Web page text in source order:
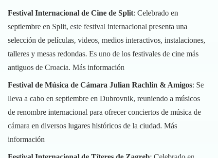
Festival Internacional de Cine de Split: Celebrado en
septiembre en Split, este festival internacional presenta una
selección de películas, videos, medios interactivos, instalaciones,
talleres y mesas redondas. Es uno de los festivales de cine más
antiguos de Croacia. Más información
Festival de Música de Cámara Julian Rachlin & Amigos: Se
lleva a cabo en septiembre en Dubrovnik, reuniendo a músicos
de renombre internacional para ofrecer conciertos de música de
cámara en diversos lugares históricos de la ciudad. Más
información